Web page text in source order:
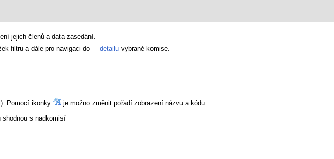
jejich členů a data zasedání.
filtru a dále pro navigaci do detailu vybrané komise.
Pomocí ikonky
je možno změnit pořadí zobrazení názvu a kódu
s nadkomisí